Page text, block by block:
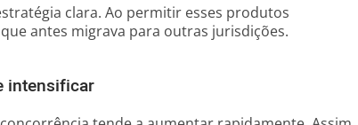
clara. Ao permitir esses produtos
antes migrava para outras jurisdições.
intensificar